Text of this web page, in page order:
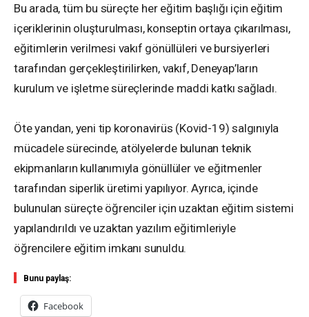
Bu arada, tüm bu süreçte her eğitim başlığı için eğitim
içeriklerinin oluşturulması, konseptin ortaya çıkarılması,
eğitimlerin verilmesi vakıf gönüllüleri ve bursiyerleri
tarafından gerçekleştirilirken, vakıf, Deneyap’ların
kurulum ve işletme süreçlerinde maddi katkı sağladı.
Öte yandan, yeni tip koronavirüs (Kovid-19) salgınıyla
mücadele sürecinde, atölyelerde bulunan teknik
ekipmanların kullanımıyla gönüllüler ve eğitmenler
tarafından siperlik üretimi yapılıyor. Ayrıca, içinde
bulunulan süreçte öğrenciler için uzaktan eğitim sistemi
yapılandırıldı ve uzaktan yazılım eğitimleriyle
öğrencilere eğitim imkanı sunuldu.
Bunu paylaş:
Facebook